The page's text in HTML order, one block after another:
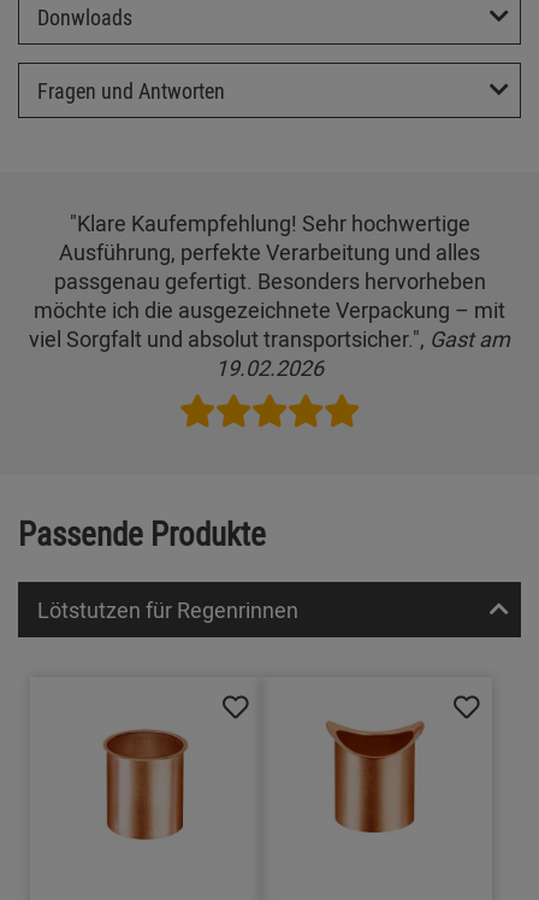
Donwloads
Fragen und Antworten
"Klare Kaufempfehlung! Sehr hochwertige
Ausführung, perfekte Verarbeitung und alles
passgenau gefertigt. Besonders hervorheben
möchte ich die ausgezeichnete Verpackung – mit
viel Sorgfalt und absolut transportsicher.", Gast am
19.02.2026
Passende Produkte
Lötstutzen für Regenrinnen